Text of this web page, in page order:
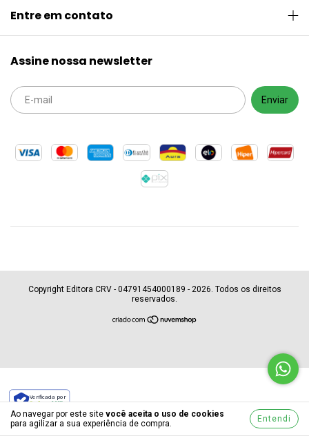
Ao navegar por este site você aceita o uso de cookies
para agilizar a sua experiência de compra.
Entendi
Entre em contato
Assine nossa newsletter
Verificada por
Copyright Editora CRV - 04791454000189 - 2026. Todos os direitos
reservados.